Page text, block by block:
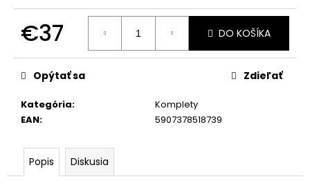
€37 DO KOŠÍKA
Kategória:
Komplety
EAN: 5907378518739
Opýtať sa Zdieľať
Popis Diskusia